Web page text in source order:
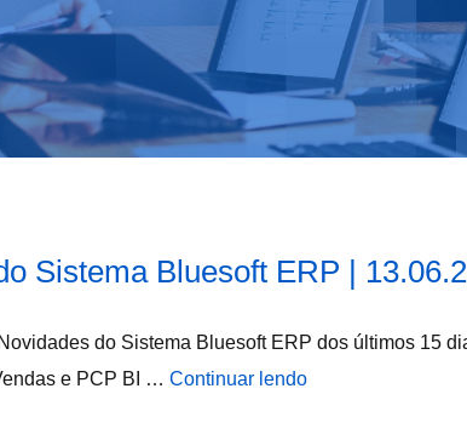
Sistema Bluesoft ERP |
do Sistema Bluesoft ERP dos últimos 15
e PCP BI … Continuar lendo